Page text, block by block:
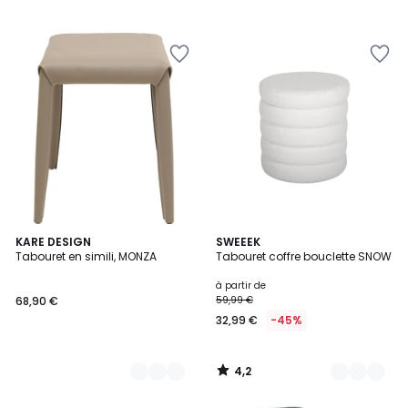
KARE DESIGN
Tabouret en simili, MONZA
68,90 €
4
Couleurs
SWEEEK
Tabouret coffre bouclette SNOW
à partir de
59,99 €
32,99 € -45%
4,2
/ 5
4
Couleurs
4,2
/